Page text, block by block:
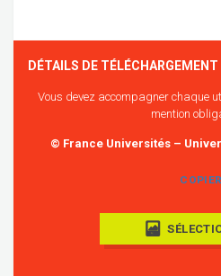
DÉTAILS DE TÉLÉCHARGEMENT
Vous devez accompagner chaque
mention
© France Universités –
COPIER